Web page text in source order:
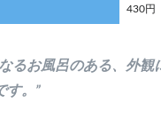
430円
るお風呂のある、外観
す。”